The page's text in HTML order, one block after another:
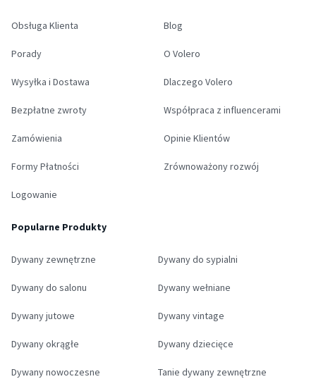
Obsługa Klienta
Porady
Wysyłka i Dostawa
Bezpłatne zwroty
Zamówienia
Formy Płatności
Logowanie
Blog
O Volero
Dlaczego Volero
Współpraca z influencerami
Opinie Klientów
Zrównoważony rozwój
Popularne Produkty
Dywany zewnętrzne Dywany do sypialni
Dywany do salonu Dywany wełniane
Dywany jutowe Dywany vintage
Dywany okrągłe Dywany dziecięce
Dywany nowoczesne Tanie dywany zewnętrzne